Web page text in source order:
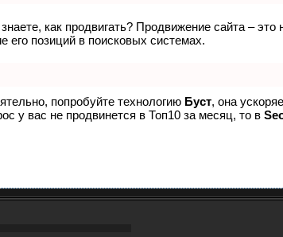
как продвигать? Продвижение сайта –
позиций в поисковых системах.
попробуйте технологию Буст, она
у вас не продвинется в Топ10 за месяц, то в